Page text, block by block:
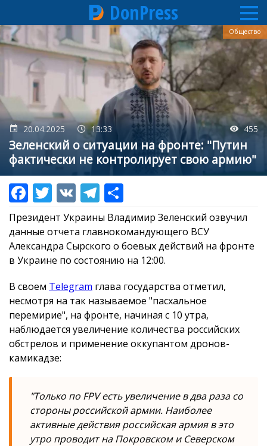
Перейти
к
основному
содержанию
DonPress
20.04.2025 13:33 455
Зеленский о ситуации на фронте: "Путин
фактически не контролирует свою армию"
Общество
Президент Украины Владимир Зеленский озвучил
данные отчета главнокомандующего ВСУ
Александра Сырского о боевых действий на фронте
в Украине по состоянию на 12:00.
В своем Telegram глава государства отметил,
несмотря на так называемое "пасхальное
перемирие", на фронте, начиная с 10 утра,
наблюдается увеличение количества российских
обстрелов и применение оккупантом дронов-
камикадзе:
"Только по FPV есть увеличение в два раза со
стороны российской армии. Наиболее
активные действия российская армия в это
утро проводит на Покровском и Северском